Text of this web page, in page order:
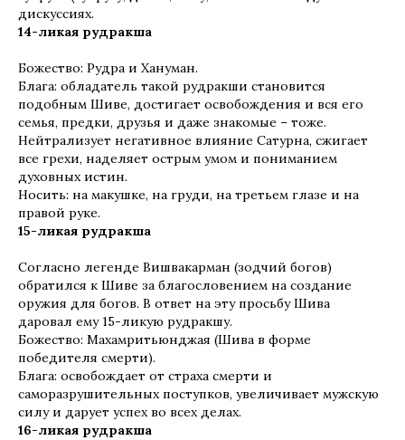
дискуссиях.
14-ликая рудракша
Божество: Рудра и Хануман.
Блага: обладатель такой рудракши становится
подобным Шиве, достигает освобождения и вся его
семья, предки, друзья и даже знакомые – тоже.
Нейтрализует негативное влияние Сатурна, сжигает
все грехи, наделяет острым умом и пониманием
духовных истин.
Носить: на макушке, на груди, на третьем глазе и на
правой руке.
15-ликая рудракша
Согласно легенде Вишвакарман (зодчий богов)
обратился к Шиве за благословением на создание
оружия для богов. В ответ на эту просьбу Шива
даровал ему 15-ликую рудракшу.
Божество: Махамритьюнджая (Шива в форме
победителя смерти).
Блага: освобождает от страха смерти и
саморазрушительных поступков, увеличивает мужскую
силу и дарует успех во всех делах.
16-ликая рудракша